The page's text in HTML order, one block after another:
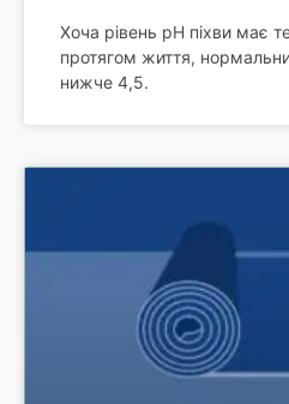
Хоча рівень pH піхви має
протягом життя,
нижче 4,5.